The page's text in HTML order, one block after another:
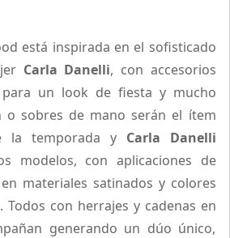
está inspirada en el sofisticado
Carla Danelli, con accesorios
para un look de fiesta y mucho
o sobres de mano serán el ítem
la temporada y Carla Danelli
modelos, con aplicaciones de
materiales satinados y colores
Todos con herrajes y cadenas en
generando un dúo único,